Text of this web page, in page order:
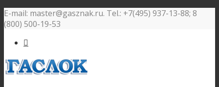
E-mail: master@gasznak.ru. Tel.: +7(495) 937-13-88; 8
(800) 500-19-53
